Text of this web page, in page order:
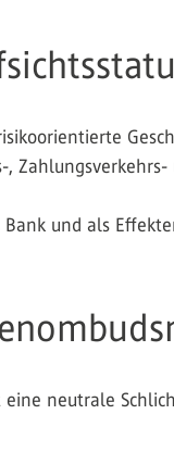
und als
eine neutrale